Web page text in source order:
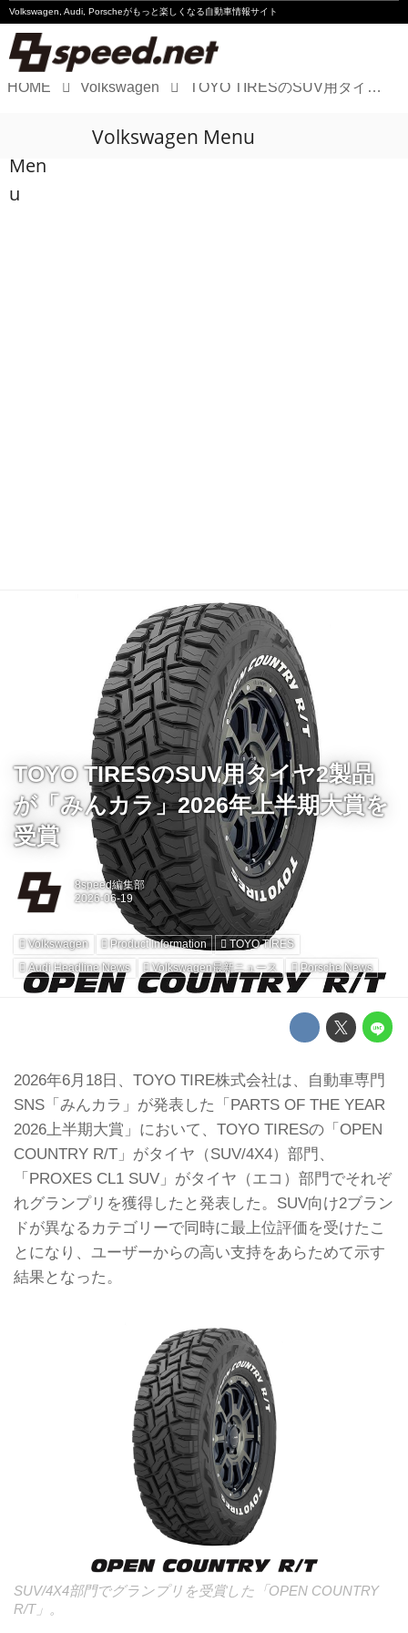
Volkswagen, Audi, Porscheがもっと楽しくなる自動車情報サイト
Audi
HOME Volkswagen TOYO TIRESのSUV用タイヤ2製品が「みんカラ」2026年上半期大賞を受賞
Men
u
Volkswagen Menu
TOYO TIRESのSUV用タイヤ2製品
が「みんカラ」2026年上半期大賞を
受賞
8speed編集部
Volkswagen Product Information
TOYO TIRES
Audi Headline News
Volkswagen最新ニュース Porsche News
2026年6月18日、TOYO TIRE株式会社は、自動車専門
SNS「みんカラ」が発表した「PARTS OF THE YEAR
2026上半期大賞」において、TOYO TIRESの「OPEN
COUNTRY R/T」がタイヤ（SUV/4X4）部門、
「PROXES CL1 SUV」がタイヤ（エコ）部門でそれぞ
れグランプリを獲得したと発表した。SUV向け2ブラン
ドが異なるカテゴリーで同時に最上位評価を受けたこ
とになり、ユーザーからの高い支持をあらためて示す
結果となった。
SUV/4X4部門でグランプリを受賞した「OPEN COUNTRY
R/T」。